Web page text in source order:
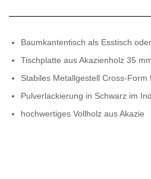
Baumkantentisch als Esstisch
Tischplatte aus Akazienholz 35
Stabiles Metallgestell Cross-
Pulverlackierung in Schwarz im
hochwertiges Vollholz aus Akazie